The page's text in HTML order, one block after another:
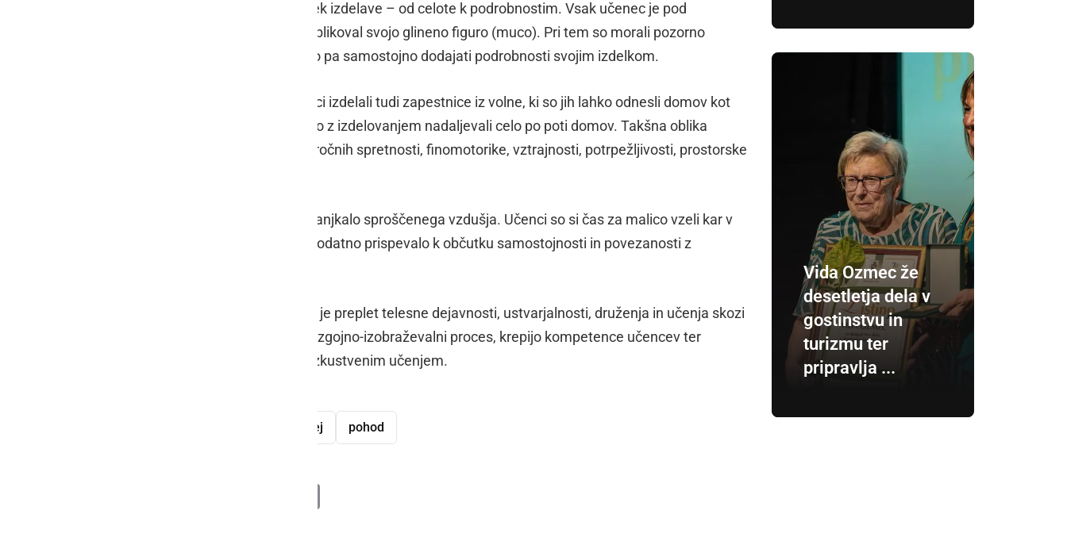
spoznavali lastnosti gline in postopek izdelave – od celote k podrobnostim. Vsak učenec je pod
strokovnim vodstvom gospe Urše oblikoval svojo glineno figuro (muco). Pri tem so morali pozorno
opazovati in poslušati navodila, nato pa samostojno dodajati podrobnosti svojim izdelkom.
so učenci izdelali tudi zapestnice iz volne, ki so jih lahko odnesli domov kot
prijeten in trajen spomin. Nekateri so z izdelovanjem nadaljevali celo po poti domov. Takšna oblika
ustvarjalnega dela spodbuja razvoj ročnih spretnosti, finomotorike, vztrajnosti, potrpežljivosti, prostorske
Med pohodom in ustvarjanjem ni manjkalo sproščenega vzdušja. Učenci so si čas za malico vzeli kar v
naravi, iz svojih nahrbtnikov, kar je dodatno prispevalo k občutku samostojnosti in povezanosti z
Dogodek je bil več kot le pohod – bil je preplet telesne dejavnosti, ustvarjalnosti, druženja in učenja skozi
izkušnjo. Takšni programi bogatijo vzgojno-izobraževalni proces, krepijo kompetence učencev ter
nadgrajujejo cilje rednega pouka z izkustvenim učenjem.
DUO Veržej pohod
PrintFriendly
Vida Ozmec že
desetletja dela v
gostinstvu in
turizmu ter
pripravlja ...